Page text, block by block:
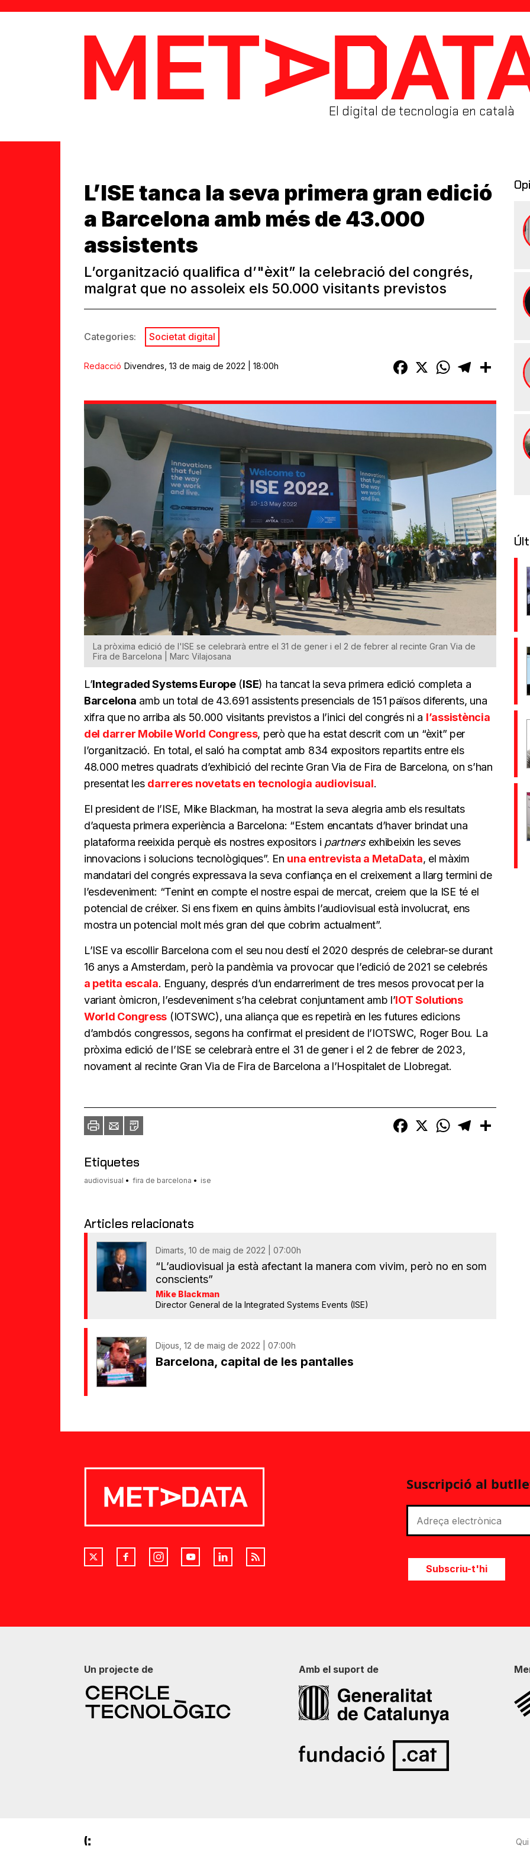
MetaData
El digital de tecnologia en català
L’ISE tanca la seva primera gran edició
a Barcelona amb més de 43.000
assistents
L’organització qualifica d’"èxit” la celebració del congrés,
malgrat que no assoleix els 50.000 visitants previstos
Categories: Societat digital
Redacció Divendres, 13 de maig de 2022 | 18:00h Facebook
X WhatsAppTelegram
La pròxima edició de l'ISE se celebrarà entre el 31 de gener i el 2 de febrer al recinte Gran Via de
Fira de Barcelona | Marc Vilajosana
L’Integraded Systems Europe(ISE) ha tancat la seva primera edició completa a
Barcelona amb un total de 43.691 assistents presencials de 151 països diferents, una
xifra que no arriba als 50.000 visitants previstos a l’inici del congrés ni a l’assistència
del darrer Mobile World Congress, però que ha estat descrit com un “èxit” per
l’organització. En total, el saló ha comptat amb 834 expositors repartits entre els
48.000 metres quadrats d’exhibició del recinte Gran Via de Fira de Barcelona, on s’han
presentat les darreres novetats en tecnologia audiovisual.
El president de l’ISE, Mike Blackman, ha mostrat la seva alegria amb els resultats
d’aquesta primera experiència a Barcelona: “Estem encantats d’haver brindat una
plataforma reeixida perquè els nostres expositors i partnersexhibeixin les seves
innovacions i solucions tecnològiques”. En una entrevista a MetaData, el màxim
mandatari del congrés expressava la seva confiança en el creixement a llarg termini de
l’esdeveniment: “Tenint en compte el nostre espai de mercat, creiem que la ISE té el
potencial de créixer. Si ens fixem en quins àmbits l’audiovisual està involucrat, ens
mostra un potencial molt més gran del que cobrim actualment”.
L’ISE va escollir Barcelona com el seu nou destí el 2020 després de celebrar-se durant
16 anys a Amsterdam, però la pandèmia va provocar que l’edició de 2021 se celebrés
a petita escala. Enguany, després d’un endarreriment de tres mesos provocat per la
variant òmicron, l’esdeveniment s’ha celebrat conjuntament amb l’IOT Solutions
World Congress (IOTSWC), una aliança que es repetirà en les futures edicions
d’ambdós congressos, segons ha confirmat el president de l’IOTSWC, Roger Bou. La
pròxima edició de l’ISE se celebrarà entre el 31 de gener i el 2 de febrer de 2023,
novament al recinte Gran Via de Fira de Barcelona a l’Hospitalet de Llobregat.
ImprimirEnvia
un
PDF Facebook
X WhatsAppTelegram
Etiquetes
audiovisual fira de barcelona ise
Articles relacionats
Dimarts, 10 de maig de 2022 | 07:00h
“L’audiovisual ja està afectant la manera com vivim, però no en som
conscients”
Mike Blackman
Director General de la Integrated Systems Events (ISE)
Dijous, 12 de maig de 2022 | 07:00h
Barcelona, capital de les pantalles
Suscripció al
Subscriu-t'hi
Un projecte de Amb el suport de